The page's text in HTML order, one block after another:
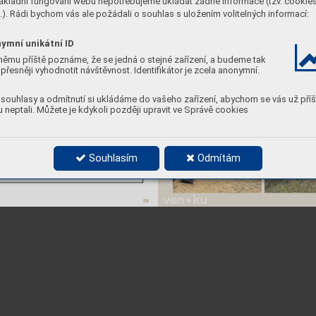
Rádi bychom vás ale požádali o souhlas s uložením volitelných informací:
unikátní ID
příště poznáme, že se jedná o stejné zařízení, a budeme tak
vyhodnotit návštěvnost. Identifikátor je zcela anonymní.
a odmítnutí si ukládáme do vašeho zařízení, abychom se vás už
neptali. Můžete je kdykoli později upravit ve Správě cookies
Souhlasím Odmítám
88
s opě radle o, bet on)
oranžový plast ový k
ěny údržby : potřeba obnovy:
: kvalita: